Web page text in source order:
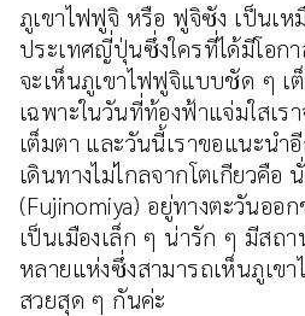
ภูเขาไฟฟูจิ หรือ ฟูจิซัง เป็นเ
ประเทศญี่ปุ่นซึ่งใครที่ได้มีโอก
จะเห็นภูเขาไฟฟูจิแบบชัด ๆ เ
เฉพาะในวันที่ท้องฟ้าแจ่มใสเร
เต็มตา และวันนี้เราขอแนะน
เดินทางไม่ไกลจากโตเกียวคือ
(Fujinomiya) อยู่ทางตะวันออก
เป็นเมืองเล็ก ๆ น่ารัก ๆ มีสถ
หลายแห่งซึ่งสามารถเห็นภูเ
สวยสุด ๆ กันค่ะ